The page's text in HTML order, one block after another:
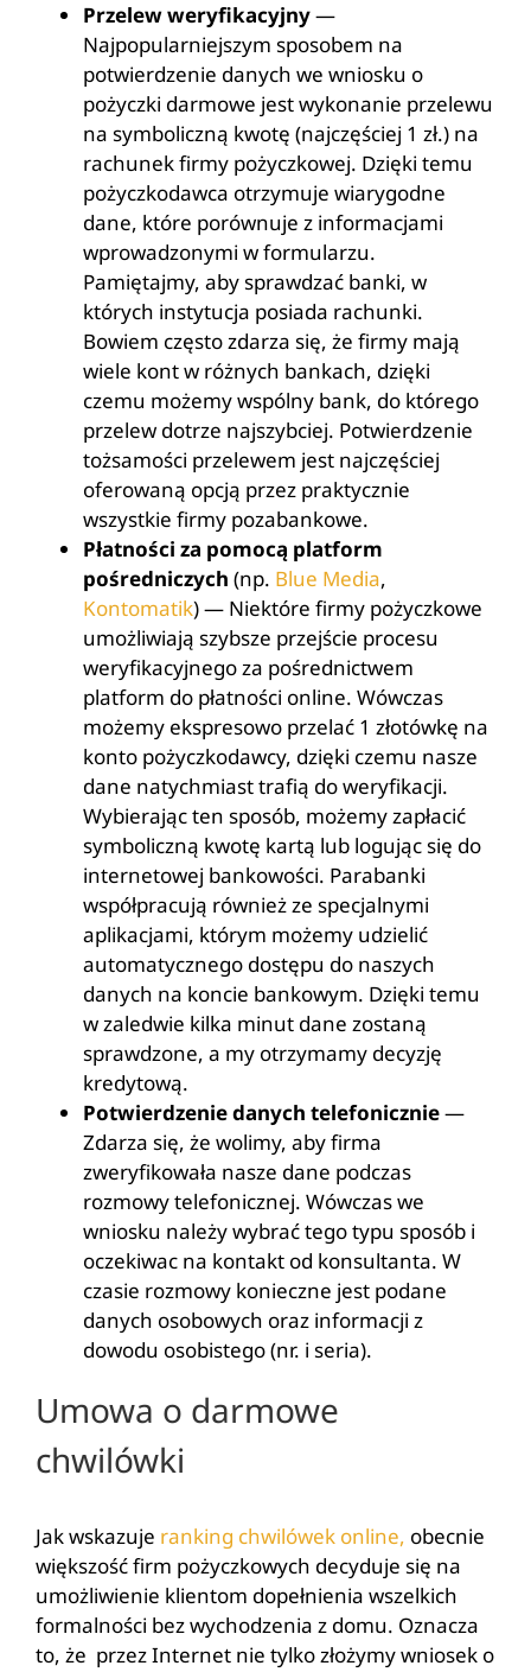
Przelew weryfikacyjny—
Najpopularniejszym sposobem na
potwierdzenie danych we wniosku o
pożyczki darmowe jest wykonanie przelewu
na symboliczną kwotę (najczęściej 1 zł.) na
rachunek firmy pożyczkowej. Dzięki temu
pożyczkodawca otrzymuje wiarygodne
dane, które porównuje z informacjami
wprowadzonymi w formularzu.
Pamiętajmy, aby sprawdzać banki, w
których instytucja posiada rachunki.
Bowiem często zdarza się, że firmy mają
wiele kont w różnych bankach, dzięki
czemu możemy wspólny bank, do którego
przelew dotrze najszybciej. Potwierdzenie
tożsamości przelewem jest najczęściej
oferowaną opcją przez praktycznie
wszystkie firmy pozabankowe.
Płatności za pomocą platform
pośredniczych (np. Blue Media,
Kontomatik) — Niektóre firmy pożyczkowe
umożliwiają szybsze przejście procesu
weryfikacyjnego za pośrednictwem
platform do płatności online. Wówczas
możemy ekspresowo przelać 1 złotówkę na
konto pożyczkodawcy, dzięki czemu nasze
dane natychmiast trafią do weryfikacji.
Wybierając ten sposób, możemy zapłacić
symboliczną kwotę kartą lub logując się do
internetowej bankowości. Parabanki
współpracują również ze specjalnymi
aplikacjami, którym możemy udzielić
automatycznego dostępu do naszych
danych na koncie bankowym. Dzięki temu
w zaledwie kilka minut dane zostaną
sprawdzone, a my otrzymamy decyzję
kredytową.
Potwierdzenie danych telefonicznie—
Zdarza się, że wolimy, aby firma
zweryfikowała nasze dane podczas
rozmowy telefonicznej. Wówczas we
wniosku należy wybrać tego typu sposób i
oczekiwac na kontakt od konsultanta. W
czasie rozmowy konieczne jest podane
danych osobowych oraz informacji z
dowodu osobistego (nr. i seria).
Umowa o darmowe
chwilówki
Jak wskazuje ranking chwilówek online, obecnie
większość firm pożyczkowych decyduje się na
umożliwienie klientom dopełnienia wszelkich
formalności bez wychodzenia z domu. Oznacza
to, że przez Internet nie tylko złożymy wniosek o